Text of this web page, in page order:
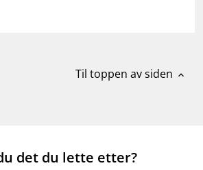
Til toppen av siden expand_less
det du lette etter?